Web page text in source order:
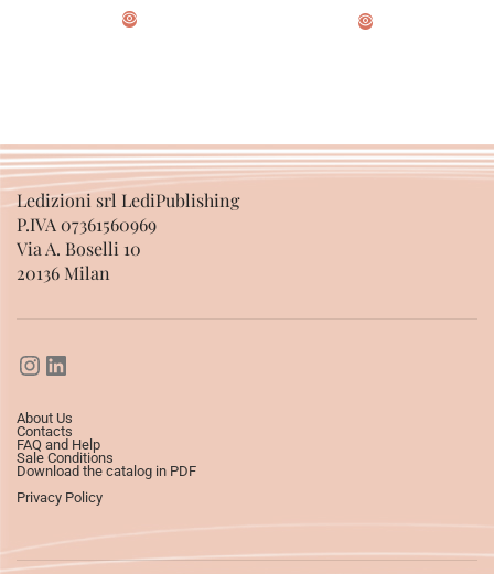
Ledizioni srl LediPublishing
P.IVA 07361560969
Via A. Boselli 10
20136 Milan
About Us
Contacts
FAQ and Help
Sale Conditions
Download the catalog in PDF
Privacy Policy